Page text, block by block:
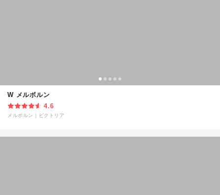
W メルボルン
4.6
メルボルン ビクトリア